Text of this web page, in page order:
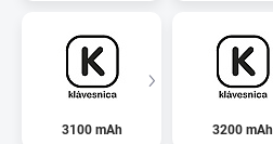
3100 mAh 3200 mAh